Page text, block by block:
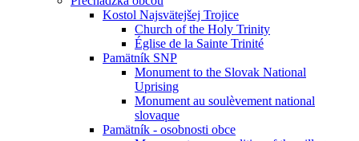
Kostol Najsvätejšej Trojice
Church of the Holy Trinity
Église de la Sainte Trinité
Pamätník SNP
Monument to the Slovak National
Uprising
Monument au soulèvement national
slovaque
Pamätník - osobnosti obce